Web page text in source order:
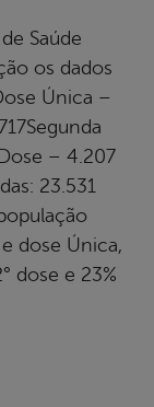
Saúde
os dados
Única –
– 4.207
23.531
dose Única,
dose e 23%